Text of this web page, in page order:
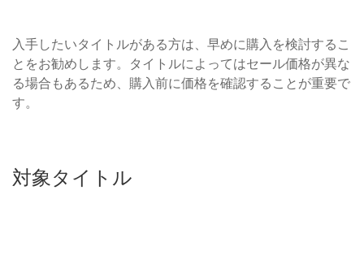
入手したいタイトルがある方は、早めに購入を検討するこ
とをお勧めします。タイトルによってはセール価格が異な
る場合もあるため、購入前に価格を確認することが重要で
す。
対象タイトル